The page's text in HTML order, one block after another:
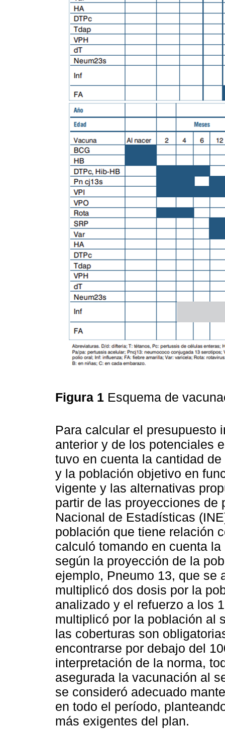
Figura 1 Esquema de
Para calcular el presupuesto
anterior y de los potenciales
tuvo en cuenta la cantidad
y la población objetivo en
vigente y las alternativas
partir de las proyecciones de
Nacional de Estadísticas
población que tiene relación
calculó tomando en cuenta
según la proyección de la
ejemplo, Pneumo 13, que se
multiplicó dos dosis por la
analizado y el refuerzo a los
multiplicó por la población al
las coberturas son
encontrarse por debajo del
interpretación de la norma,
asegurada la vacunación al
se consideró adecuado
en todo el período,
más exigentes del plan.